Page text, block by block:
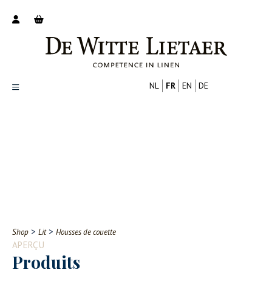
Contact
NL FR EN DE
Shop > Lit> Housses de couette
APERÇU
Produits